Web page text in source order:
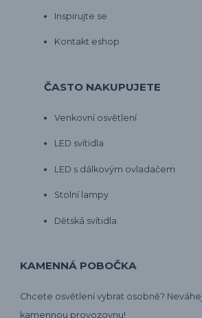
Inspirujte se
Kontakt eshop
ČASTO NAKUPUJETE
Venkovní osvětlení
LED svítidla
LED s dálkovým ovladačem
Stolní lampy
Dětská svítidla
KAMENNÁ POBOČKA
Chcete osvětlení vybrat osobně?
kamennou provozovnu!